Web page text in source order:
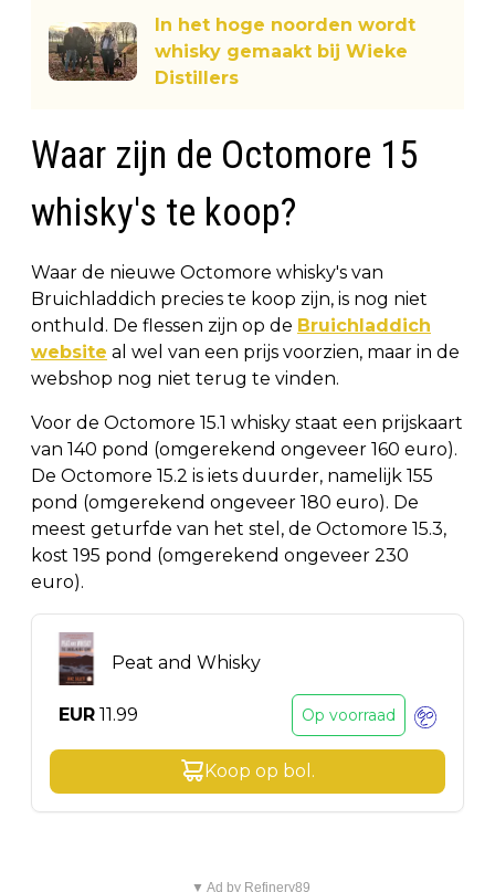
In het hoge noorden wordt
whisky gemaakt bij Wieke
Distillers
Waar zijn de Octomore 15
whisky's te koop?
Waar de nieuwe Octomore whisky's van
Bruichladdich precies te koop zijn, is nog niet
onthuld. De flessen zijn op de Bruichladdich
website al wel van een prijs voorzien, maar in de
webshop nog niet terug te vinden.
Voor de Octomore 15.1 whisky staat een prijskaart
van 140 pond (omgerekend ongeveer 160 euro).
De Octomore 15.2 is iets duurder, namelijk 155
pond (omgerekend ongeveer 180 euro). De
meest geturfde van het stel, de Octomore 15.3,
kost 195 pond (omgerekend ongeveer 230
euro).
Peat and Whisky
EUR 11.99 Op voorraad
Koop op bol .
▼ Ad by Refinery89